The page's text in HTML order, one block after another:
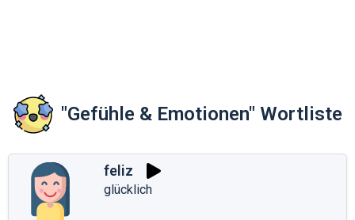
"Gefühle & Emotionen" Wortliste
feliz
glücklich